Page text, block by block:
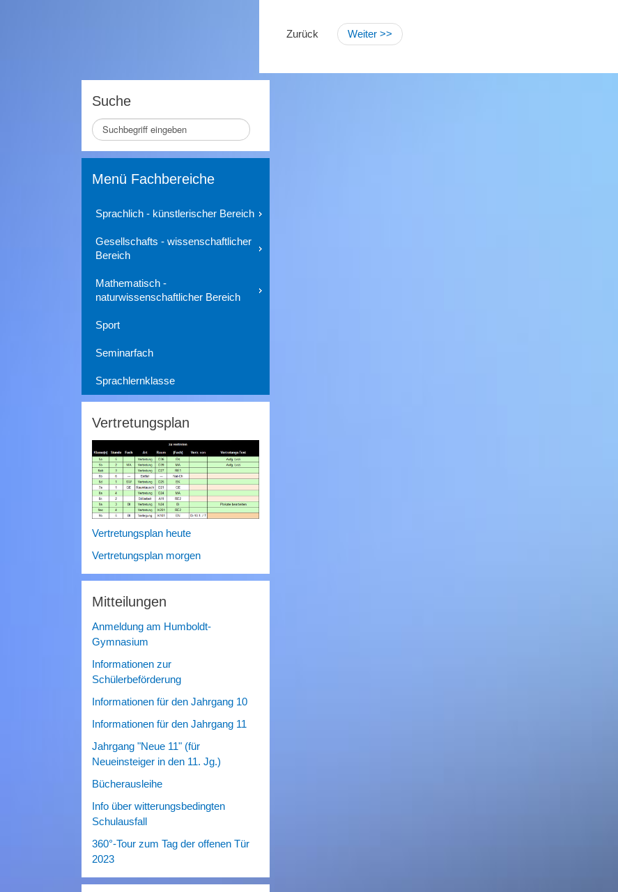
Zurück Weiter >>
Suche
Seite
durchsuchen
Menü Fachbereiche
Sprachlich - künstlerischer Bereich
Gesellschafts - wissenschaftlicher
Bereich
Mathematisch -
naturwissenschaftlicher Bereich
Sport
Seminarfach
Sprachlernklasse
Vertretungsplan
Vertretungsplan heute
Vertretungsplan morgen
Mitteilungen
Anmeldung am Humboldt-
Gymnasium
Informationen zur
Schülerbeförderung
Informationen für den Jahrgang 10
Informationen für den Jahrgang 11
Jahrgang "Neue 11" (für
Neueinsteiger in den 11. Jg.)
Bücherausleihe
Info über witterungsbedingten
Schulausfall
360°-Tour zum Tag der offenen Tür
2023